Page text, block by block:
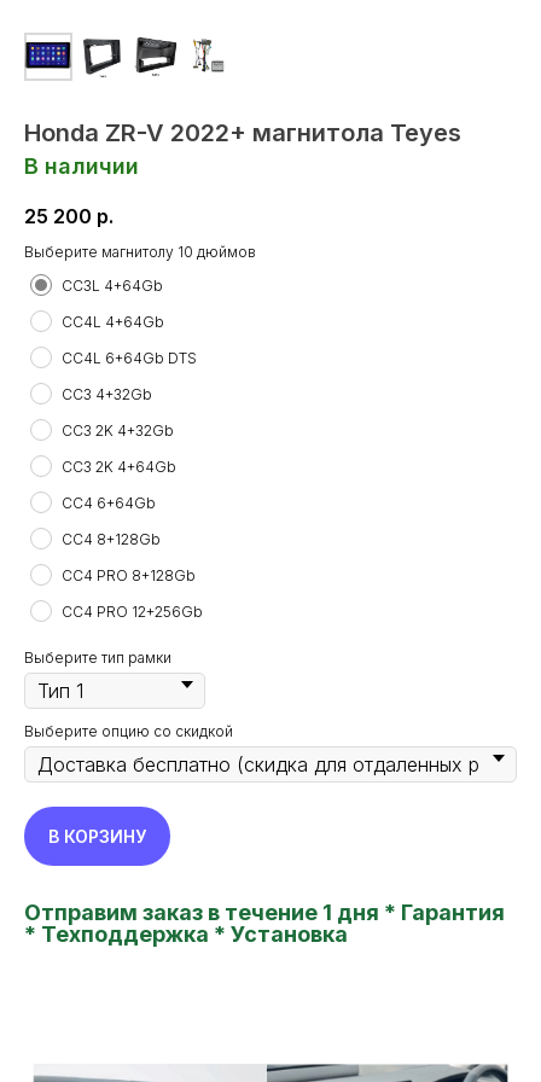
Honda ZR-V 2022+ магнитола Teyes
В наличии
25 200 р.
Выберите магнитолу 10 дюймов
CC3L 4+64Gb
CC4L 4+64Gb
CC4L 6+64Gb DTS
CC3 4+32Gb
CC3 2K 4+32Gb
CC3 2K 4+64Gb
CC4 6+64Gb
CC4 8+128Gb
CC4 PRO 8+128Gb
CC4 PRO 12+256Gb
Выберите тип рамки
Выберите опцию со скидкой
В КОРЗИНУ
Отправим заказ в течение 1 дня * Гарантия
* Техподдержка * Установка
new features in your car